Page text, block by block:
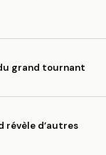
grand tournant
révèle d’autres